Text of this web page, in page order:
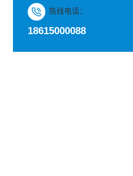
热线电话：
18615000088